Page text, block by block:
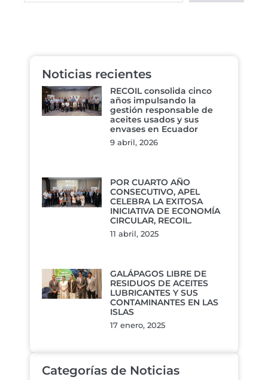
Noticias recientes
RECOIL consolida cinco
años impulsando la
gestión responsable de
aceites usados y sus
envases en Ecuador
9 abril, 2026
POR CUARTO AÑO
CONSECUTIVO, APEL
CELEBRA LA EXITOSA
INICIATIVA DE ECONOMÍA
CIRCULAR, RECOIL.
11 abril, 2025
GALÁPAGOS LIBRE DE
RESIDUOS DE ACEITES
LUBRICANTES Y SUS
CONTAMINANTES EN LAS
ISLAS
17 enero, 2025
Categorías de Noticias